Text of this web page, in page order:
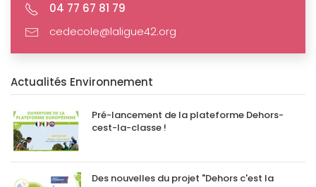
04 77 67 81 79
cedecole@laligue42.org
Actualités Environnement
Pré-lancement de la plateforme Dehors-
cest-la-classe !
Des nouvelles du projet "Dehors c'est la